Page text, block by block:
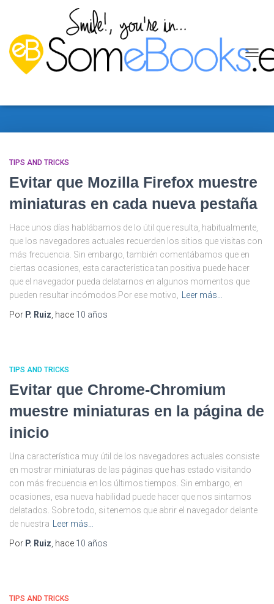
MODO
TIPS AND TRICKS
Evitar que Mozilla Firefox muestre
miniaturas en cada nueva pestaña
Hace unos días hablábamos de lo útil que resulta, habitualmente,
que los navegadores actuales recuerden los sitios que visitas con
más frecuencia. Sin embargo, también comentábamos que en
ciertas ocasiones, esta característica tan positiva puede hacer
que el navegador pueda delatarnos en algunos momentos que
pueden resultar incómodos.Por ese motivo,
Leer más…
Por P. Ruiz , hace 10 años
TIPS AND TRICKS
Evitar que Chrome-Chromium
muestre miniaturas en la página de
inicio
Una característica muy útil de los navegadores actuales consiste
en mostrar miniaturas de las páginas que has estado visitando
con más frecuencia en los últimos tiempos. Sin embargo, en
ocasiones, esa nueva habilidad puede hacer que nos sintamos
delatados. Sobre todo, si tenemos que abrir el navegador delante
de nuestra
Leer más…
Por P. Ruiz , hace 10 años
TIPS AND TRICKS